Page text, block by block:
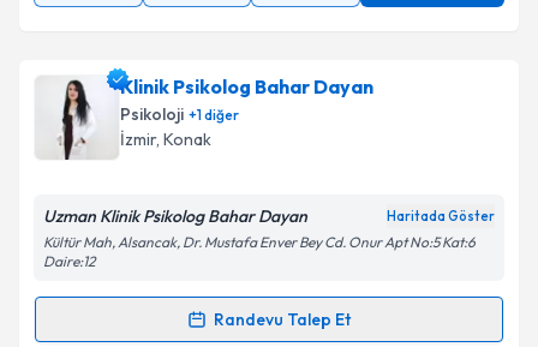
Klinik Psikolog Bahar Dayan
Psikoloji +1diğer
İzmir, Konak
Uzman Klinik Psikolog Bahar Dayan Haritada Göster
Kültür Mah, Alsancak, Dr. Mustafa Enver Bey Cd. Onur Apt No:5 Kat:6
Daire:12
Randevu Talep Et
Randevu Takvimi Talebi